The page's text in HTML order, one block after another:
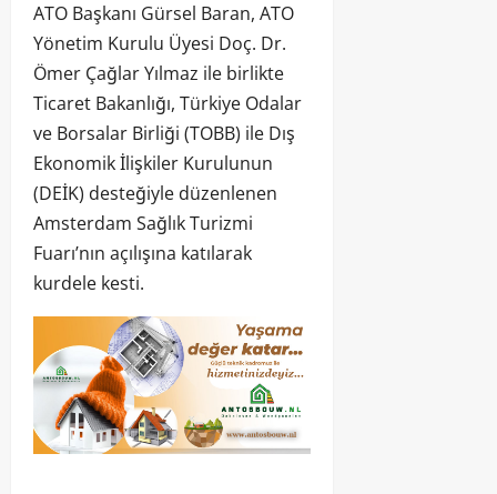
ATO Başkanı Gürsel Baran, ATO
Yönetim Kurulu Üyesi Doç. Dr.
Ömer Çağlar Yılmaz ile birlikte
Ticaret Bakanlığı, Türkiye Odalar
ve Borsalar Birliği (TOBB) ile Dış
Ekonomik İlişkiler Kurulunun
(DEİK) desteğiyle düzenlenen
Amsterdam Sağlık Turizmi
Fuarı’nın açılışına katılarak
kurdele kesti.